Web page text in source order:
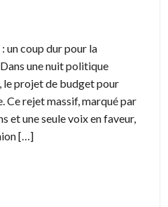
un coup dur pour la
une nuit politique
le projet de budget pour
Ce rejet massif, marqué par
et une seule voix en faveur,
[…]